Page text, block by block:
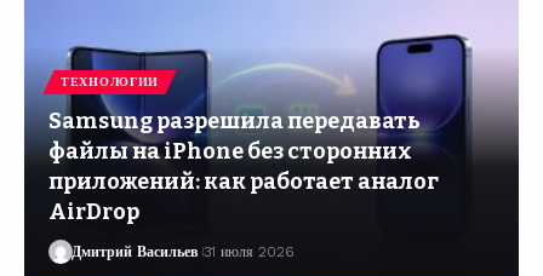
ТЕХНОЛОГИИ
Samsung разрешила передавать
файлы на iPhone без сторонних
приложений: как работает аналог
AirDrop
Дмитрий Васильев 31 июля 2026